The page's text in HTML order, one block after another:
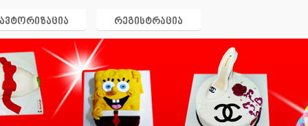
ავტორიზაცია რეგისტრაცია